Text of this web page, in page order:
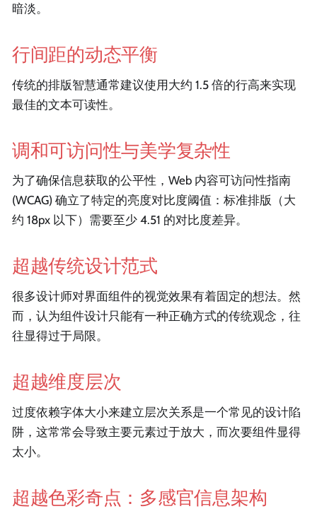
暗淡。
行间距的动态平衡
传统的排版智慧通常建议使用大约 1.5 倍的行高来实现
最佳的文本可读性。
调和可访问性与美学复杂性
为了确保信息获取的公平性，Web 内容可访问性指南
(WCAG) 确立了特定的亮度对比度阈值：标准排版（大
约 18px 以下）需要至少 4.51 的对比度差异。
超越传统设计范式
很多设计师对界面组件的视觉效果有着固定的想法。然
而，认为组件设计只能有一种正确方式的传统观念，往
往显得过于局限。
超越维度层次
过度依赖字体大小来建立层次关系是一个常见的设计陷
阱，这常常会导致主要元素过于放大，而次要组件显得
太小。
超越色彩奇点：多感官信息架构